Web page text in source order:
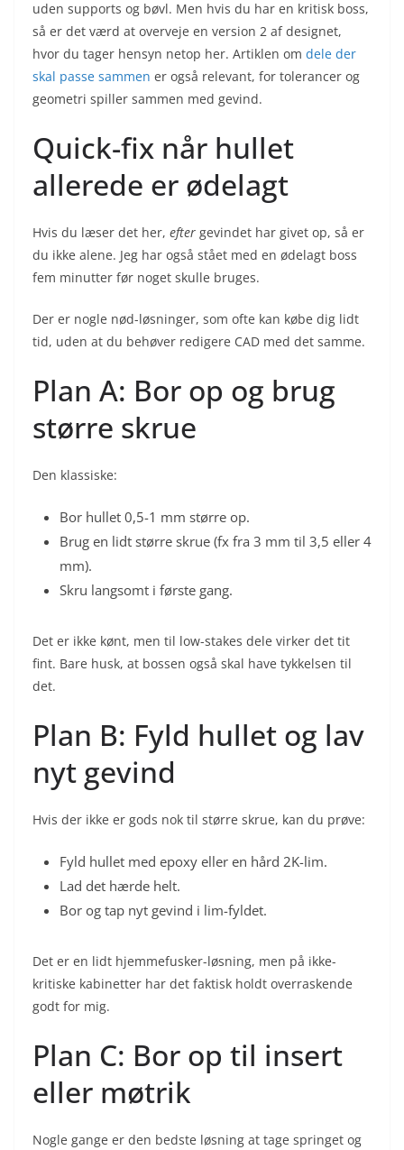
uden supports og bøvl. Men hvis du har en kritisk boss,
så er det værd at overveje en version 2 af designet,
hvor du tager hensyn netop her. Artiklen om dele der
skal passe sammen er også relevant, for tolerancer og
geometri spiller sammen med gevind.
Quick-fix når hullet
allerede er ødelagt
Hvis du læser det her, efter gevindet har givet op, så er
du ikke alene. Jeg har også stået med en ødelagt boss
fem minutter før noget skulle bruges.
Der er nogle nød-løsninger, som ofte kan købe dig lidt
tid, uden at du behøver redigere CAD med det samme.
Plan A: Bor op og brug
større skrue
Den klassiske:
Bor hullet 0,5-1 mm større op.
Brug en lidt større skrue (fx fra 3 mm til 3,5 eller 4
mm).
Skru langsomt i første gang.
Det er ikke kønt, men til low-stakes dele virker det tit
fint. Bare husk, at bossen også skal have tykkelsen til
det.
Plan B: Fyld hullet og lav
nyt gevind
Hvis der ikke er gods nok til større skrue, kan du prøve:
Fyld hullet med epoxy eller en hård 2K-lim.
Lad det hærde helt.
Bor og tap nyt gevind i lim-fyldet.
Det er en lidt hjemmefusker-løsning, men på ikke-
kritiske kabinetter har det faktisk holdt overraskende
godt for mig.
Plan C: Bor op til insert
eller møtrik
Nogle gange er den bedste løsning at tage springet og